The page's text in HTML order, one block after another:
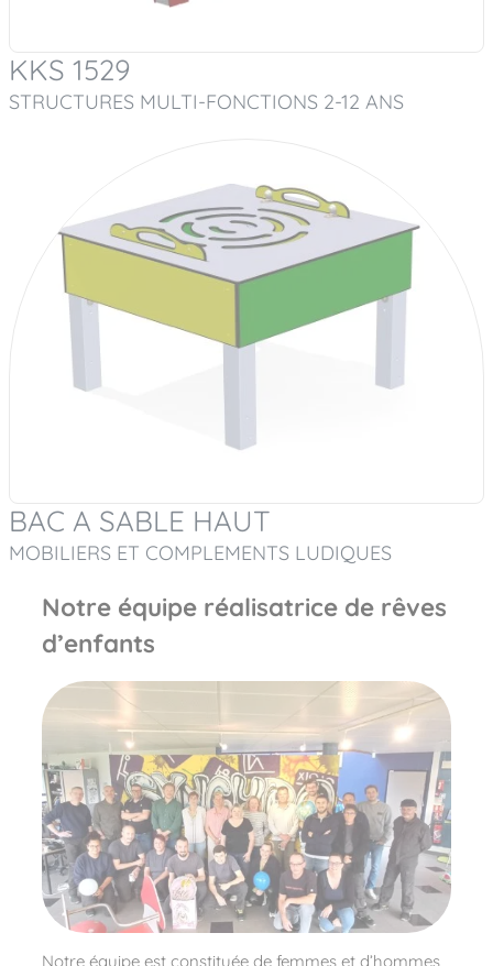
KKS 1529
STRUCTURES MULTI-FONCTIONS 2-12 ANS
BAC A SABLE HAUT
MOBILIERS ET COMPLEMENTS LUDIQUES
Notre équipe réalisatrice de rêves
d’enfants
Notre équipe est constituée de femmes et d’hommes